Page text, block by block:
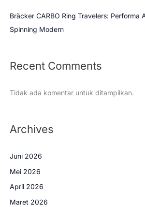
Bräcker CARBO Ring Travelers: Performa
Spinning Modern
Recent Comments
Tidak ada komentar untuk ditampilkan.
Archives
Juni 2026
Mei 2026
April 2026
Maret 2026